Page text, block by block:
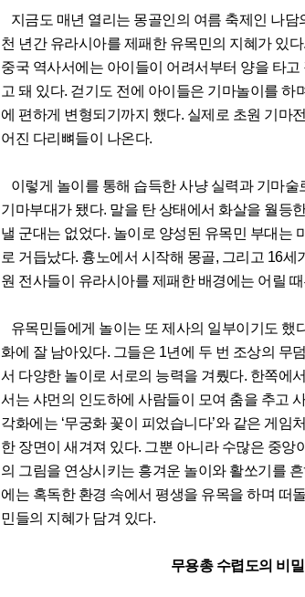
지금도 매년 열리는 몽골인의 여름 축제인 나
천 년간 유라시아를 제패한 유목민의 지혜가 있
중국 역사서에는 아이들이 어려서부터 양을 타
고 돼 있다. 걷기도 전에 아이들은 기마놀이를
에 편하게 변형되기까지 했다. 실제로 초원 기마
어진 다리뼈들이 나온다.
이렇게 놀이를 통해 습득한 사냥 실력과 기마
기마부대가 됐다. 말을 탄 상태에서 화살을 월등
낼 군대는 없었다. 놀이로 양성된 유목민 부대는
로 거듭났다. 흉노에서 시작해 몽골, 그리고 16
원 전사들이 유라시아를 제패한 배경에는 어릴
유목민들에게 놀이는 또 제사의 일부이기도 했
화에 잘 남아있다. 그들은 1년에 두 번 조상의 무
서 다양한 놀이로 서로의 능력을 겨뤘다. 한쪽에
서는 샤먼의 인도하에 사람들이 모여 춤을 추고
각화에는 ‘무궁화 꽃이 피었습니다’와 같은 게
한 장면이 새겨져 있다. 그뿐 아니라 수많은 중
의 그림을 연상시키는 흥겨운 놀이와 활쏘기를
에는 혹독한 환경 속에서 평생을 유목을 하며 떠
민들의 지혜가 담겨 있다.
무용총 수렵도의 비밀